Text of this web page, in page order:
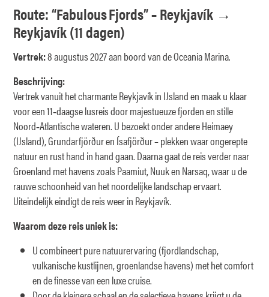
Route: “Fabulous Fjords” – Reykjavík →
Reykjavík (11 dagen)
Vertrek:8 augustus 2027 aan boord van de Oceania Marina.
Beschrijving:
Vertrek vanuit het charmante Reykjavík in IJsland en maak u klaar
voor een 11‑daagse lusreis door majestueuze fjorden en stille
Noord‑Atlantische wateren. U bezoekt onder andere Heimaey
(IJsland), Grundarfjörður en Ísafjörður – plekken waar ongerepte
natuur en rust hand in hand gaan. Daarna gaat de reis verder naar
Groenland met havens zoals Paamiut, Nuuk en Narsaq, waar u de
rauwe schoonheid van het noordelijke landschap ervaart.
Uiteindelijk eindigt de reis weer in Reykjavík.
Waarom deze reis uniek is:
U combineert pure natuurervaring (fjordlandschap,
vulkanische kustlijnen, groenlandse havens) met het comfort
en de finesse van een luxe cruise.